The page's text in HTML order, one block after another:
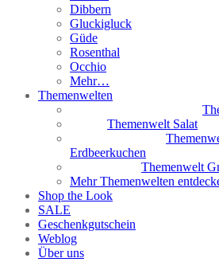
Dibbern
Gluckigluck
Güde
Rosenthal
Occhio
Mehr…
Themenwelten
Themenwelt Salat
Erdbeerkuchen
Themenwelt
Mehr Themenwelten
Shop the Look
SALE
Geschenkgutschein
Weblog
Über uns